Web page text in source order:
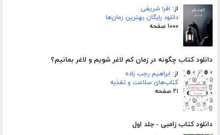
از: افرا شریفی
دانلود رایگان بهترین رمان‌ها
۱۰۰۰ صفحه
دانلود کتاب چگونه در زمان کم لاغر شویم و لاغر بمانیم؟
از: ابراهیم رجب زاده
کتاب‌های سلامت و تغذیه
۲۱ صفحه
دانلود کتاب زامبی - جلد اول